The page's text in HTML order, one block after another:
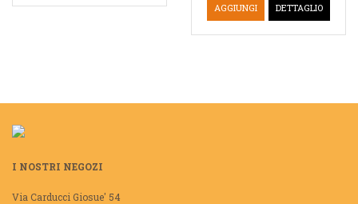
AGGIUNGI DETTAGLIO
I NOSTRI NEGOZI
Via Carducci Giosue' 54